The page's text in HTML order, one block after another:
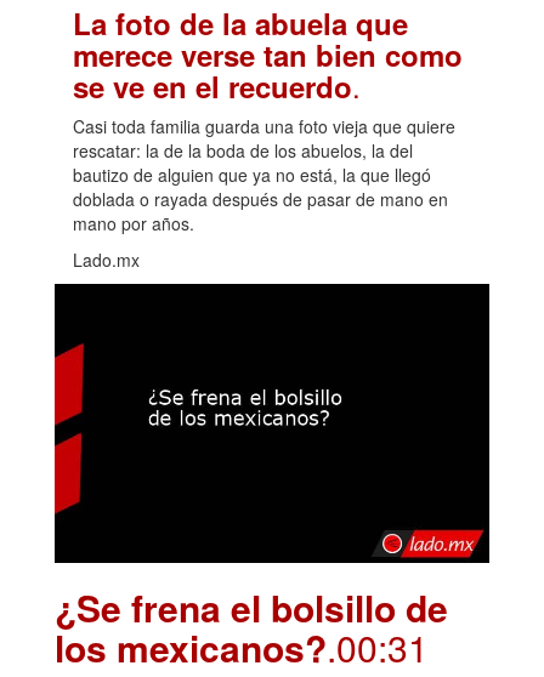
La foto de la abuela que
merece verse tan bien como
se ve en el recuerdo.
Casi toda familia guarda una foto vieja que quiere
rescatar: la de la boda de los abuelos, la del
bautizo de alguien que ya no está, la que llegó
doblada o rayada después de pasar de mano en
mano por años.
Lado.mx
¿Se frena el bolsillo de
los mexicanos?.00:31